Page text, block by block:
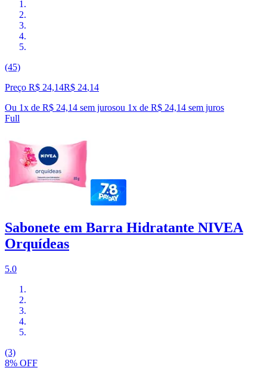
(45)
Preço R$ 24,14R$ 24,14
Ou 1x de R$ 24,14 sem jurosou 1x de R$ 24,14 sem juros
Full
Sabonete em Barra Hidratante NIVEA
Orquídeas
5.0
(3)
8% OFF